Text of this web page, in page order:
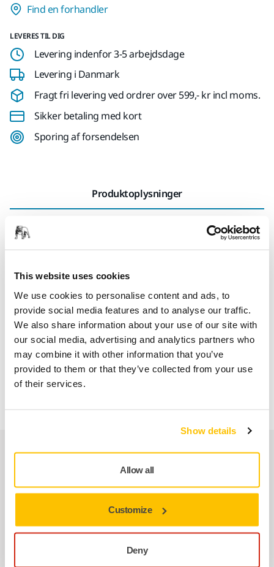
This website uses cookies
We use cookies to personalise content and ads, to
provide social media features and to analyse our traffic.
We also share information about your use of our site with
our social media, advertising and analytics partners who
may combine it with other information that you’ve
provided to them or that they’ve collected from your use
of their services.
Show details
Allow all
Customize
Deny
Find en forhandler
LEVERES TIL DIG
Levering indenfor 3-5 arbejdsdage
Levering i Danmark
Fragt fri levering ved ordrer over 599,- kr incl moms.
Sikker betaling med kort
Sporing af forsendelsen
Produktoplysninger
Downloads
eftermonteres sammen med standard filteret for at forbedre
filtreringen af luften. Ved at montere dette filter får du en 3
dobbelt filtrering: 1. Fleece støvsugerposen 2. Standard
filteret 3. HEPA filteret. Vær opmærksom på at du ved at
tilføje dette filter ikke gør støvsugeren DE 1230/1242 til en H-
klasse godkendt støvsuger, selvom filteret selv opfylder
HEPA-kravene. Når du installerer et HEPA-filter for første
gang, er HEPA Filter Cover til DE 1230/1242 (Mirkakode
Relaterede produkter
BRUG SAMMEN
Hepa Filter Cover til DE 1230/1242
HEPA Filter Cover for DE 1230/1242 er
nødvendigt for at holde HEPA filter
(Mirkacode 8999100711)…